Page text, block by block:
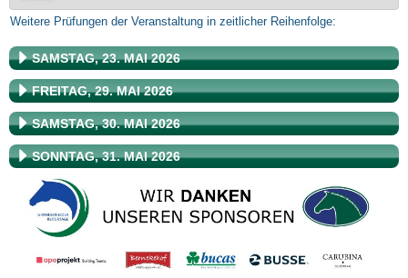
Weitere Prüfungen der Veranstaltung in zeitlicher Reihenfolge:
SAMSTAG, 23. MAI 2026
FREITAG, 29. MAI 2026
SAMSTAG, 30. MAI 2026
SONNTAG, 31. MAI 2026